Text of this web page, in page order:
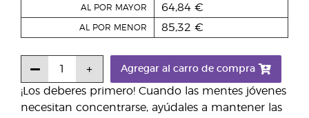
¡Los deberes primero! Cuando las mentes jóvenes
necesitan concentrarse, ayúdales a mantener las
AL POR MAYOR 64,84 €
AL POR MENOR 85,32 €
Agregar al carro de compra